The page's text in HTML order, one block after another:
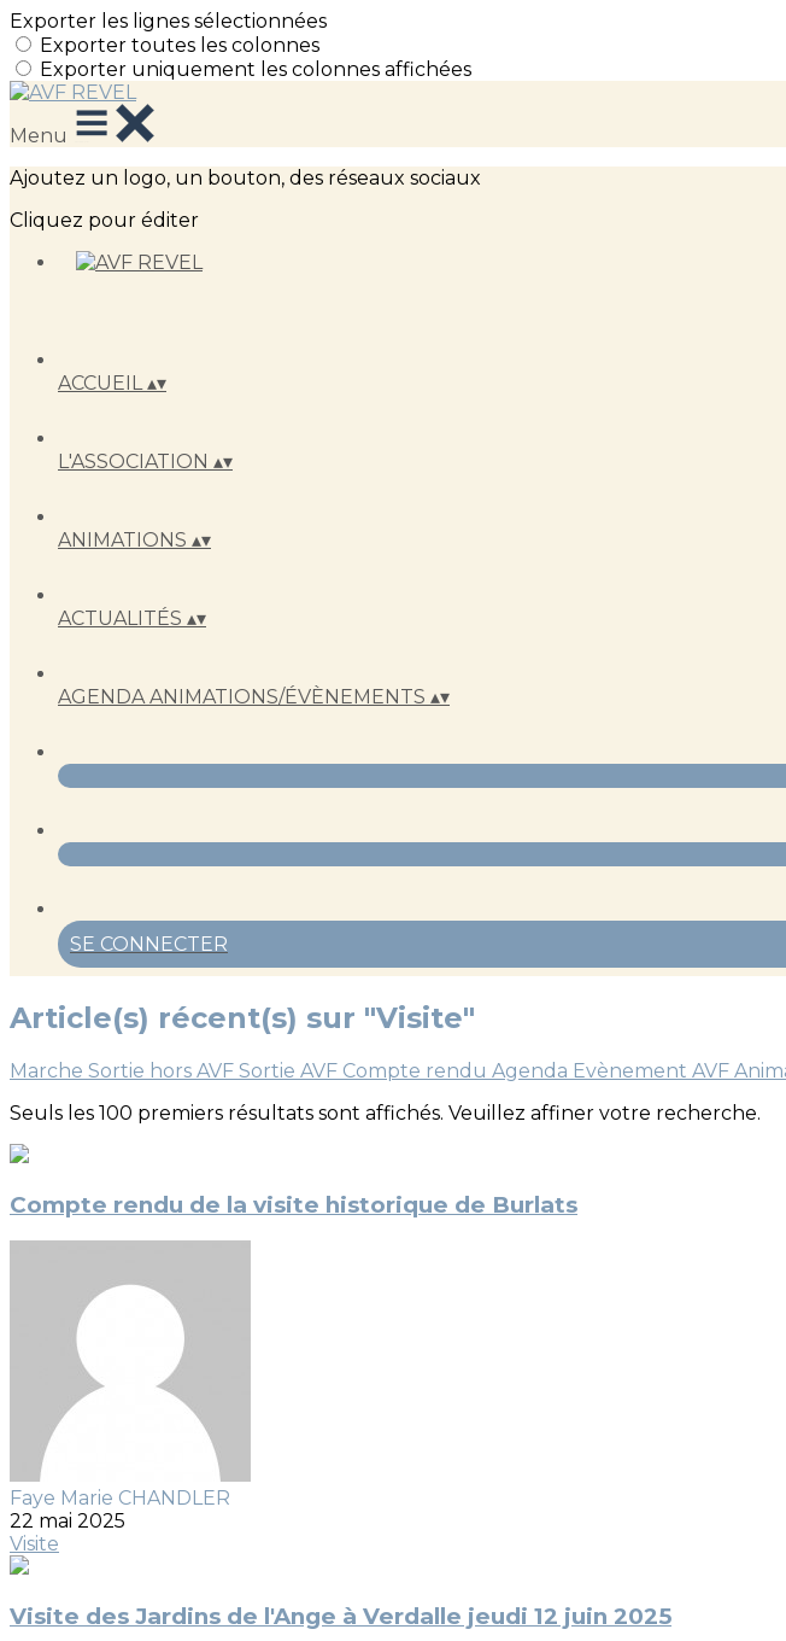
Exporter les lignes sélectionnées
Exporter toutes les colonnes
Exporter uniquement les colonnes affichées
Menu
Ajoutez un logo, un bouton, des réseaux sociaux
Cliquez pour éditer
ACCUEIL▴▾
L'ASSOCIATION ▴▾
ANIMATIONS ▴▾
ACTUALITÉS ▴▾
AGENDA ANIMATIONS/ÉVÈNEMENTS ▴▾
SE CONNECTER
Article(s) récent(s) sur "Visite"
Marche Sortie hors AVF Sortie AVF Compte rendu Agenda Evènement AVF
Seuls les 100 premiers résultats sont affichés. Veuillez affiner votre recherche.
Compte rendu de la visite historique de Burlats
Faye Marie CHANDLER
22 mai 2025
Visite
Visite des Jardins de l'Ange à Verdalle jeudi 12 juin 2025